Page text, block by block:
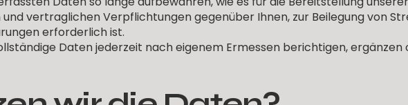
vertraglichen Verpflichtungen gegenüber Ihnen, zur Beilegung von
erforderlich ist.
Daten jederzeit nach eigenem Ermessen berichtigen, ergänzen